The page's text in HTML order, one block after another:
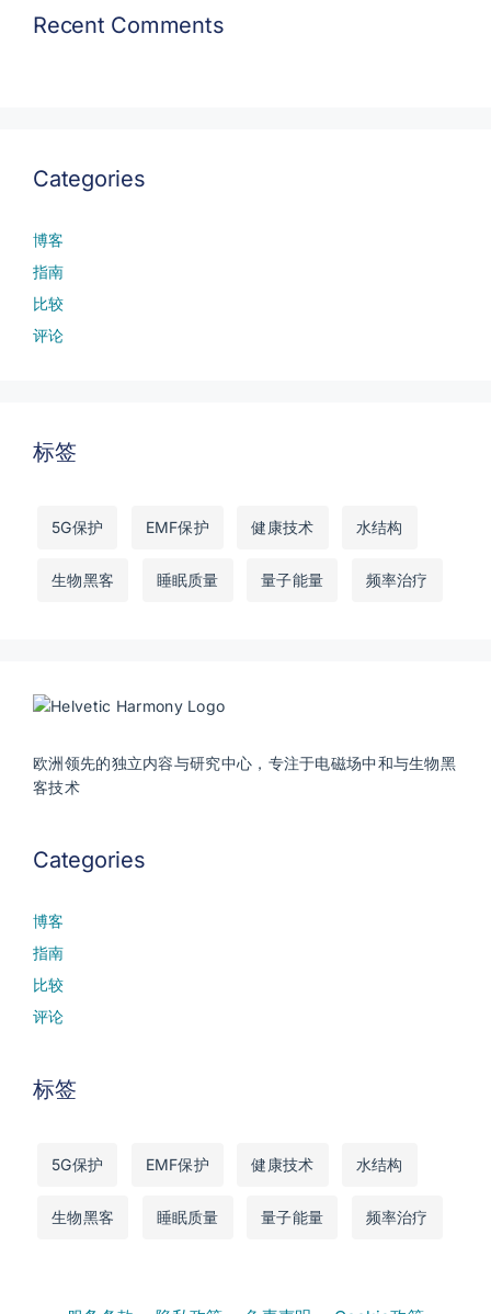
Recent Comments
Categories
博客
指南
比较
评论
标签
5G保护 EMF保护 健康技术 水结构
生物黑客 睡眠质量 量子能量 频率治疗
欧洲领先的独立内容与研究中心，专注于电磁场中和与生物黑
客技术
Categories
博客
指南
比较
评论
标签
5G保护 EMF保护 健康技术 水结构
生物黑客 睡眠质量 量子能量 频率治疗